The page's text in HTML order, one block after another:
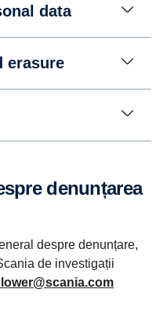
data
erasure
despre denunțare,
de investigații